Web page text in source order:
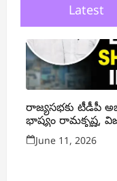
Latest
రాజ్యసభకు టీడీపీ
భాష్యం రామకృష్ణ,
June 11, 2026